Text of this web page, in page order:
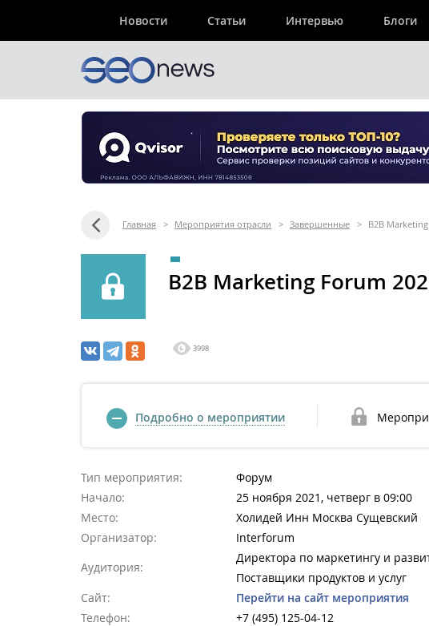
Новости Статьи Интервью Блоги
Главная > Мероприятия отрасли > Завершенные > B2B
B2B Marketing Forum
3998
Подробно о мероприятии
Тип мероприятия:
Форум
Начало:
25 ноября 2021, четверг в 09:00
Место:
Холидей Инн Москва Сущевский
Организатор:
Interforum
Аудитория:
Директора по маркетингу и
Поставщики продуктов и услуг
Сайт:
Перейти на сайт мероприятия
Телефон:
+7 (495) 125-04-12